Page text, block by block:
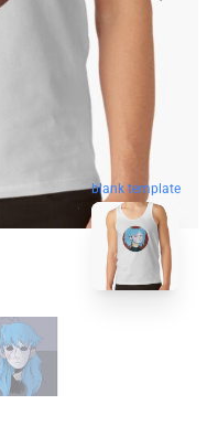
blank template